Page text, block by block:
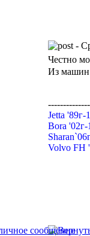
-
Честно
Из машин
Jetta '89г-
Bora
Volvo FH